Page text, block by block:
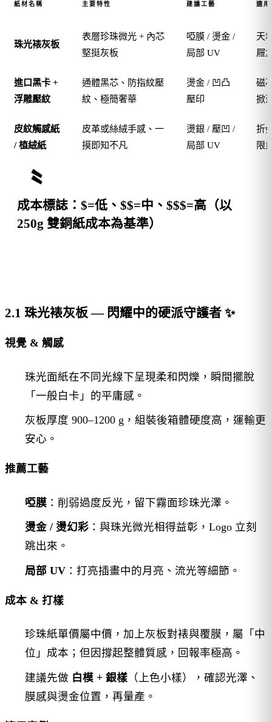
紙材名稱 主要特性 建議工藝 適用
珠光裱灰板
表層珍珠微光 + 內芯
堅挺灰板
啞膜 / 燙金 /
局部 UV
天
屜
進口黑卡 +
浮雕壓紋
通體黑芯、防指紋壓
紋、極簡奢華
燙金 / 凹凸
壓印
磁
掀
皮紋觸感紙
/ 植絨紙
皮革或絲絨手感、一
摸即知不凡
燙銀 / 壓凹 /
局部 UV
折
限
成本標誌 ：$=低、$$=中、$$$=高（以
250g 雙銅紙成本為基準）
2.1 珠光裱灰板 — 閃耀中的硬派守護者 ✨
視覺 & 觸感
珠光面紙在不同光線下呈現柔和閃爍，瞬間擺脫
「一般白卡」的平庸感。
灰板厚度 900–1200 g，組裝後箱體硬度高，運輸更
安心。
推薦工藝
啞膜：削弱過度反光，留下霧面珍珠光澤。
燙金 / 燙幻彩：與珠光微光相得益彰，Logo 立刻
跳出來。
局部 UV：打亮插畫中的月亮、流光等細節。
成本 & 打樣
珍珠紙單價屬中價，加上灰板對裱與覆膜，屬「中
位」成本；但因撐起整體質感，回報率極高。
建議先做 白模 + 銀樣（上色小樣），確認光澤、
膜感與燙金位置，再量產。